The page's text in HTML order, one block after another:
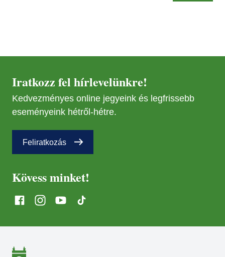
Iratkozz fel hírlevelünkre!
Kedvezményes online jegyeink és legfrissebb
eseményeink hétről-hétre.
Feliratkozás
Kövess minket!